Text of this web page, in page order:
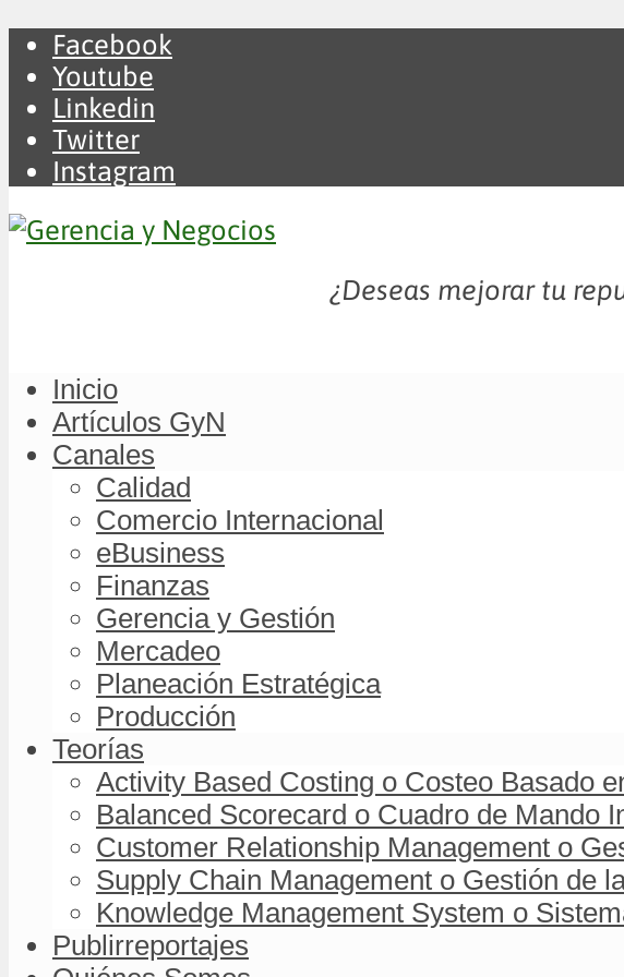
Facebook
Youtube
Linkedin
Twitter
Instagram
¿Deseas mejorar tu
Inicio
Artículos GyN
Canales
Calidad
Comercio Internacional
eBusiness
Finanzas
Gerencia y Gestión
Mercadeo
Planeación Estratégica
Producción
Teorías
Activity Based Costing o Costeo Basado
Balanced Scorecard o Cuadro de Mando
Customer Relationship Management o
Supply Chain Management o Gestión de
Knowledge Management System o
Publirreportajes